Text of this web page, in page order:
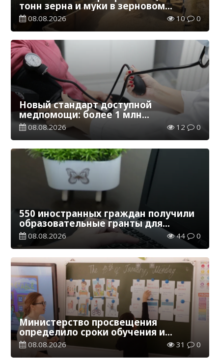
тонн зерна и муки в зерновом
эквиваленте
08.08.2026 10 0
Новый стандарт доступной
медпомощи: более 1 млн
казахстанцев получили
телемедицинские услуги
08.08.2026 12 0
550 иностранных граждан получили
образовательные гранты для
обучения в Казахстане
08.08.2026 44 0
Министерство просвещения
определило сроки обучения и
каникул на 2026-2027 учебный год
08.08.2026 31 0